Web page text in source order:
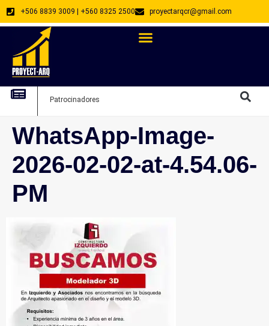
+506 8839 3009 | +560 8325 2500 proyectarqcr@gmail.com
Patrocinadores
WhatsApp-Image-
2026-02-02-at-4.54.06-
PM